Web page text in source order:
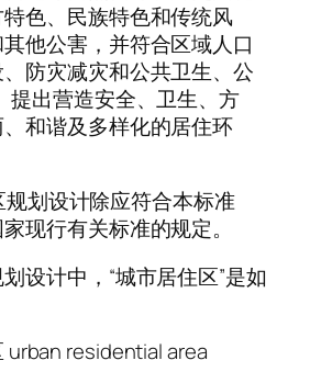
色、民族特色和传统风
他公害，并符合区域人口
防灾减灾和公共卫生、公
提出营造安全、卫生、方
和谐及多样化的居住环
规划设计除应符合本标准
现行有关标准的规定。
设计中，“城市居住区”是如
urban residential area